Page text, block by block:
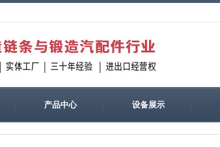
产品中心 设备展示